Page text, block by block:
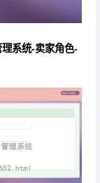
系统-卖家角色-